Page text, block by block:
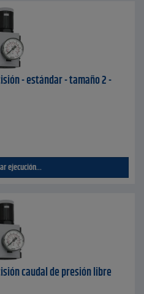
- estándar - tamaño 2 -
ejecución...
caudal de presión libre